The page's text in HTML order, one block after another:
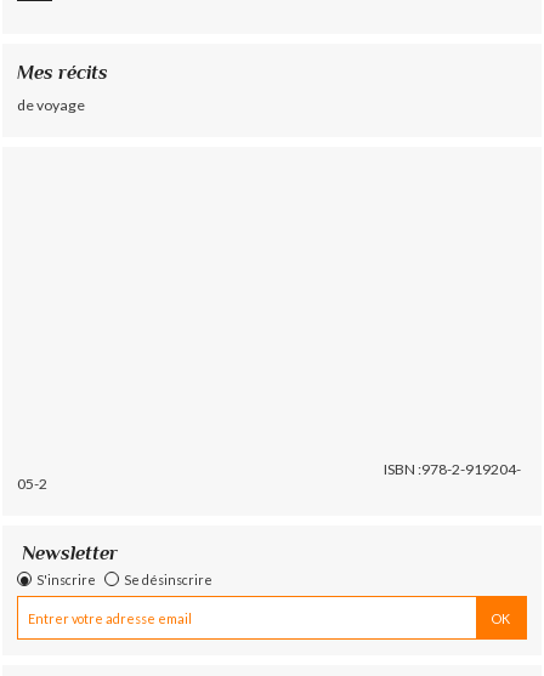
Mes récits
de voyage
ISBN :978-2-919204-
05-2
Newsletter
S'inscrire Se désinscrire